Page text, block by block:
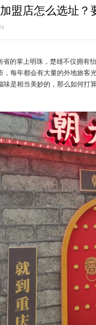
盟店怎么选址？
省的掌上明珠，楚雄不仅拥有
，每年都会有大量的外地旅客
味是相当美妙的，那么如何打